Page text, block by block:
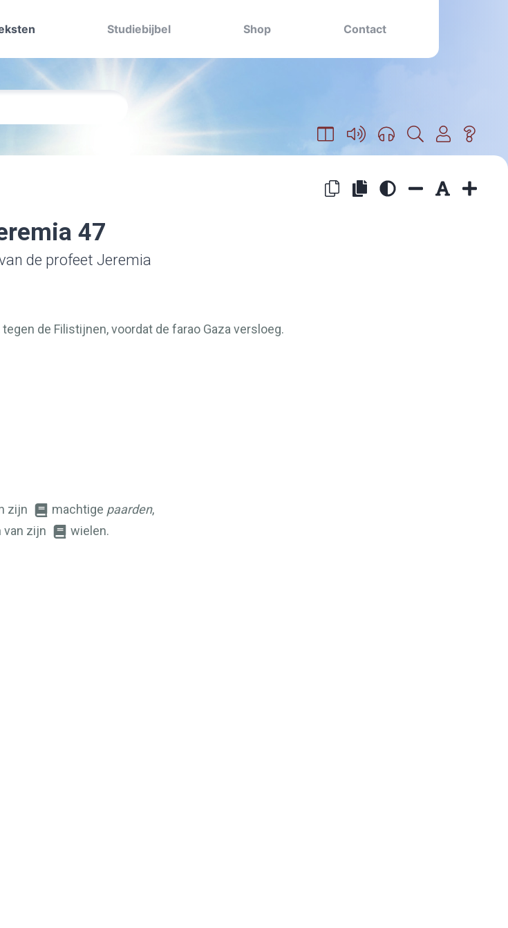
Studiebijbel Shop Contact
47
de profeet Jeremia
de Filistijnen, voordat de farao Gaza versloeg.
zijn machtige paarden,
van zijn
wielen.